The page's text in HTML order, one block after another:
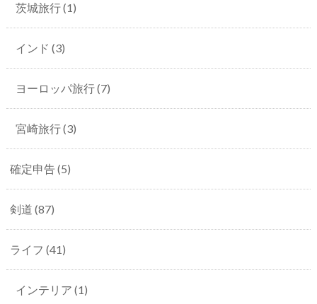
茨城旅行(1)
インド (3)
ヨーロッパ旅行(7)
宮崎旅行(3)
確定申告(5)
剣道 (87)
ライフ (41)
インテリア (1)